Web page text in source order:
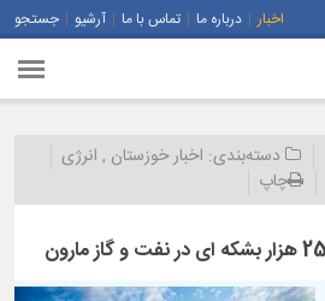
اخبار درباره ما تماس با ما آرشیو جستجو
دسته‌بندی: اخبار خوزستان , انرژی
چاپ